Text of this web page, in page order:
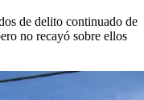
de delito continuado de
no recayó sobre ellos